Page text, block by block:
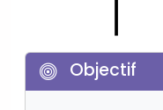
Objectif